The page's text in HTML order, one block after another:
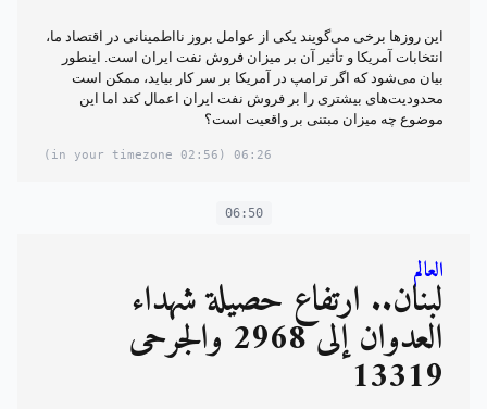
این روزها برخی می‌گویند یکی از عوامل بروز نااطمینانی در اقتصاد ما،
انتخابات آمریکا و تأثیر آن بر میزان فروش نفت ایران است. اینطور
بیان می‌شود که اگر ترامپ در آمریکا بر سر کار بیاید، ممکن است
محدودیت‌های بیشتری را بر فروش نفت ایران اعمال کند اما این
موضوع چه میزان مبتنی بر واقعیت است؟
06:26
(02:56 in your timezone)
06:50
العالم
لبنان.. ارتفاع حصيلة شهداء
العدوان إلى 2968 والجرحى
13319